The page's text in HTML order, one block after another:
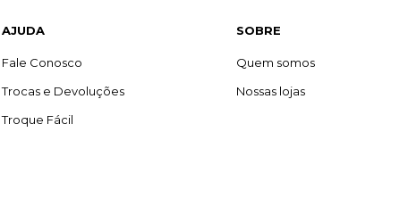
AJUDA
Fale Conosco
Trocas e Devoluções
Troque Fácil
SOBRE
Quem somos
Nossas lojas